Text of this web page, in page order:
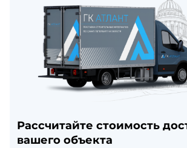
Рассчитайте стоимость
вашего объекта